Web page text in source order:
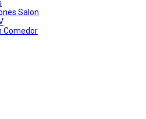
Salon
Comedor